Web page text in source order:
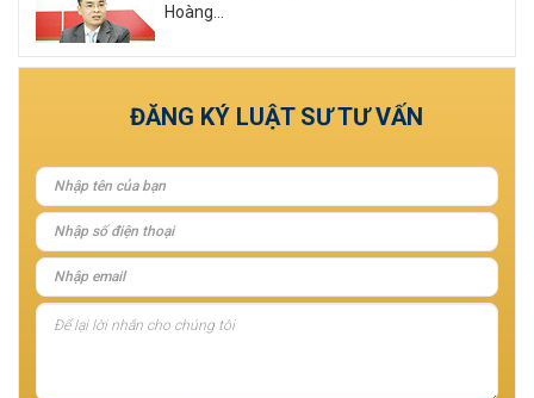
Hoàng...
Xem tất cả
ĐĂNG KÝ LUẬT SƯ TƯ VẤN